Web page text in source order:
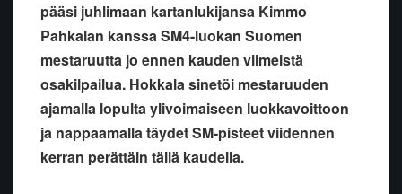
pääsi juhlimaan kartanlukijansa Kimmo
Pahkalan kanssa SM4-luokan Suomen
mestaruutta jo ennen kauden viimeistä
osakilpailua. Hokkala sinetöi mestaruuden
ajamalla lopulta ylivoimaiseen luokkavoittoon
ja nappaamalla täydet SM-pisteet viidennen
kerran perättäin tällä kaudella.